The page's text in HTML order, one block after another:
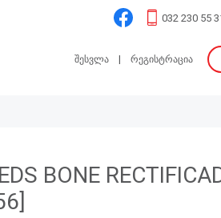
032 230 55
შესვლა რეგისტრაცია
BONE